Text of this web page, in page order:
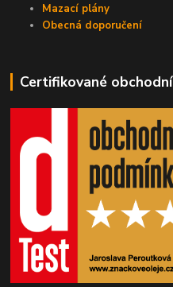
Mazací plány
Obecná doporučení
Certifikované